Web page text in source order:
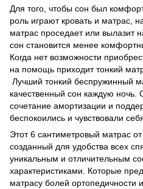
Для того, чтобы сон был
роль играют кровать и матрас,
матрас проседает или вылазит
сон становится менее
Когда нет возможности
на помощь приходит тонкий
Лучший тонкий беспружинный
качественный сон каждую ночь.
сочетание амортизации и
беспокоились и чувствовали
Этот 6 сантиметровый матрас
созданный для удобства всех
уникальным и отличительным
характеристиками. Которые
матрасу болей ортопедичности